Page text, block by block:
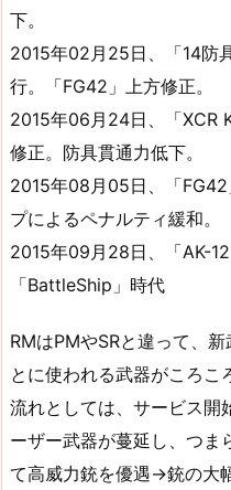
下。
2015年02月25日、「14防
行。「FG42」上方修正。
2015年06月24日、「XCR
修正。防具貫通力低下。
2015年08月05日、「
プによるペナルティ緩和。
2015年09月28日、「AK-
「BattleShip」時代
RMはPMやSRと違って、
とに使われる武器がころこ
流れとしては、サービス
ーザー武器が蔓延し、つま
て高威力銃を優遇→銃の大